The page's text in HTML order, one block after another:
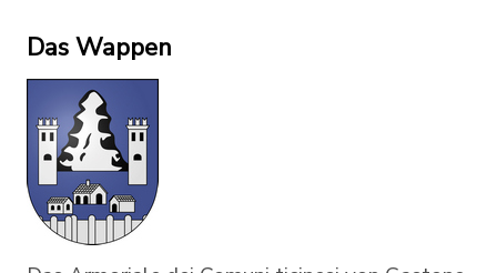
Das Wappen